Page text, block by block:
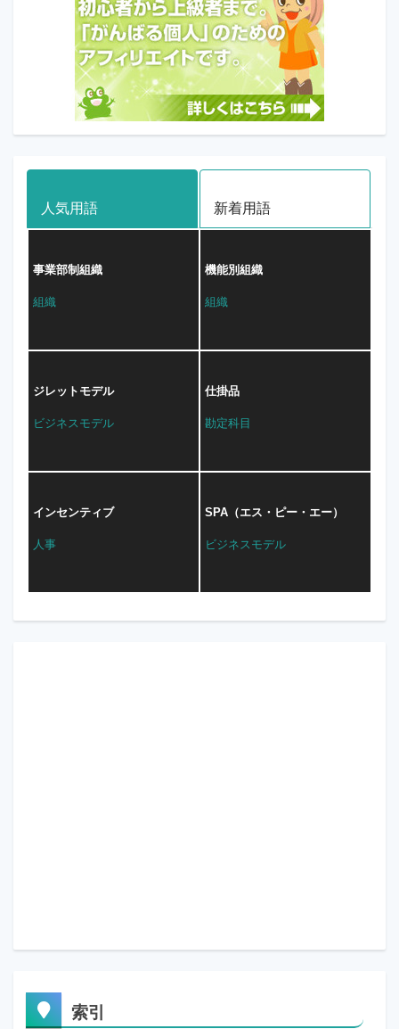
人気用語 新着用語
事業部制組織
組織
機能別組織
組織
ジレットモデル
ビジネスモデル
仕掛品
勘定科目
インセンティブ
人事
SPA（エス・ピー・エー）
ビジネスモデル
索引